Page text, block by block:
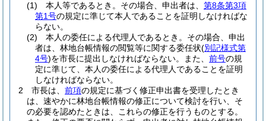
(1)
本人等であるとき。 その場合、申出者は、 第8条第3項
第1号の規定に準じて本人であることを証明しなければな
らない。
(2)
本人の委任による代理人であるとき。 その場合、申出
者は、林地台帳情報の閲覧等に関する委任状(別記様式第
4号)を市長に提出しなければならない。 また、 前号の規
定に準じて、本人の委任による代理人であることを証明
しなければならない。
2
市長は、 前項の規定に基づく修正申出書を受理したとき
は、速やかに林地台帳情報の修正について検討を行い、そ
の必要を認めたときは、これらの修正を行うものとする。